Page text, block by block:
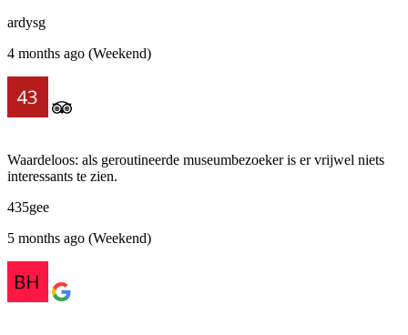
ardysg
4 months ago (Weekend)
Waardeloos: als geroutineerde museumbezoeker is er vrijwel niets
interessants te zien.
435gee
5 months ago (Weekend)